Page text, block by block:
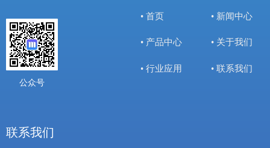
• 首页
• 产品中心
• 行业应用
• 新闻中心
• 关于我们
• 联系我们
联系我们
公众号